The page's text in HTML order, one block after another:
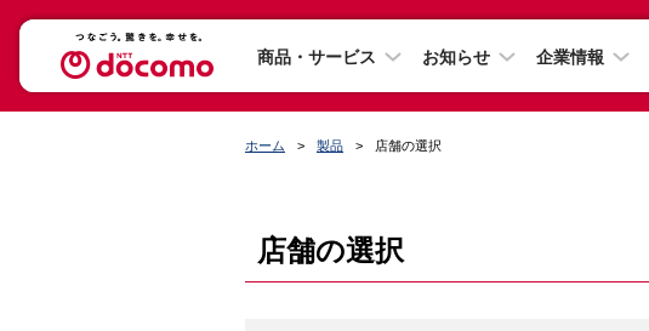
商品・サービス お知らせ 企業情報
ホーム 製品 店舗の選択
店舗の選択